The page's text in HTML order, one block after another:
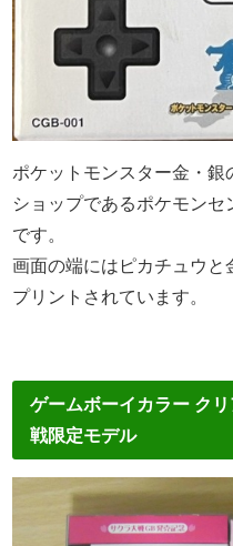
ポケットモンスター金・
ショップであるポケモン
です。
画面の端にはピカチュウ
プリントされています。
ゲームボーイカラー ク
戦限定モデル